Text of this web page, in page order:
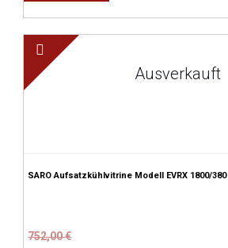
Ausverkauft
SARO Aufsatzkühlvitrine Modell EVRX 1800/380
752,00€Ursprünglicher
Aktueller